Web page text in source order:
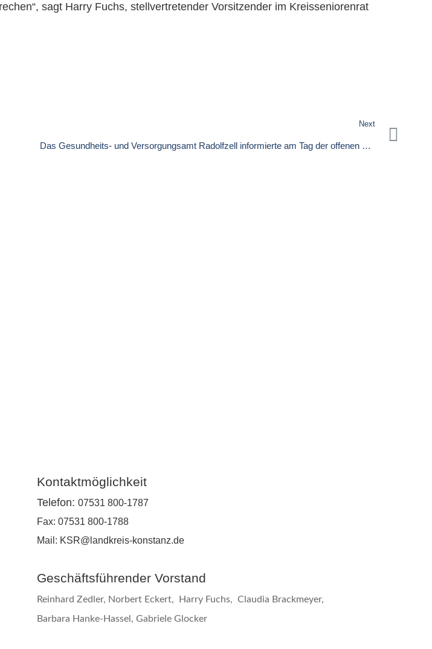
sagt Harry Fuchs, stellvertretender Vorsitzender im Kreisseniorenrat
Next
Das Gesundheits- und Versorgungsamt Radolfzell informierte am Tag der offenen Tür
Kontaktmöglichkeit
Telefon: 07531 800-1787
Fax: 07531 800-1788
Mail: KSR@landkreis-konstanz.de
Geschäftsführender Vorstand
Reinhard Zedler, Norbert Eckert, Harry Fuchs, Claudia Brackmeyer,
Barbara Hanke-Hassel, Gabriele Glocker